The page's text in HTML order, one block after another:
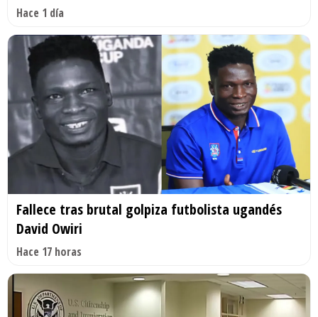
Hace 1 día
Fallece tras brutal golpiza futbolista ugandés
David Owiri
Hace 17 horas